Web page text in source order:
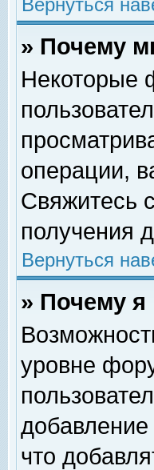
Вернуться
» Почему
Некоторые
операции,
Свяжитесь
получения
Вернуться
» Почему я
уровне
что